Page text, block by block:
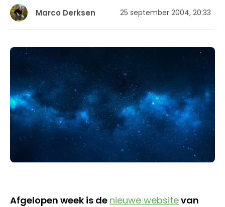
Marco Derksen 25 september 2004, 20:33
Afgelopen week is de nieuwe websitevan